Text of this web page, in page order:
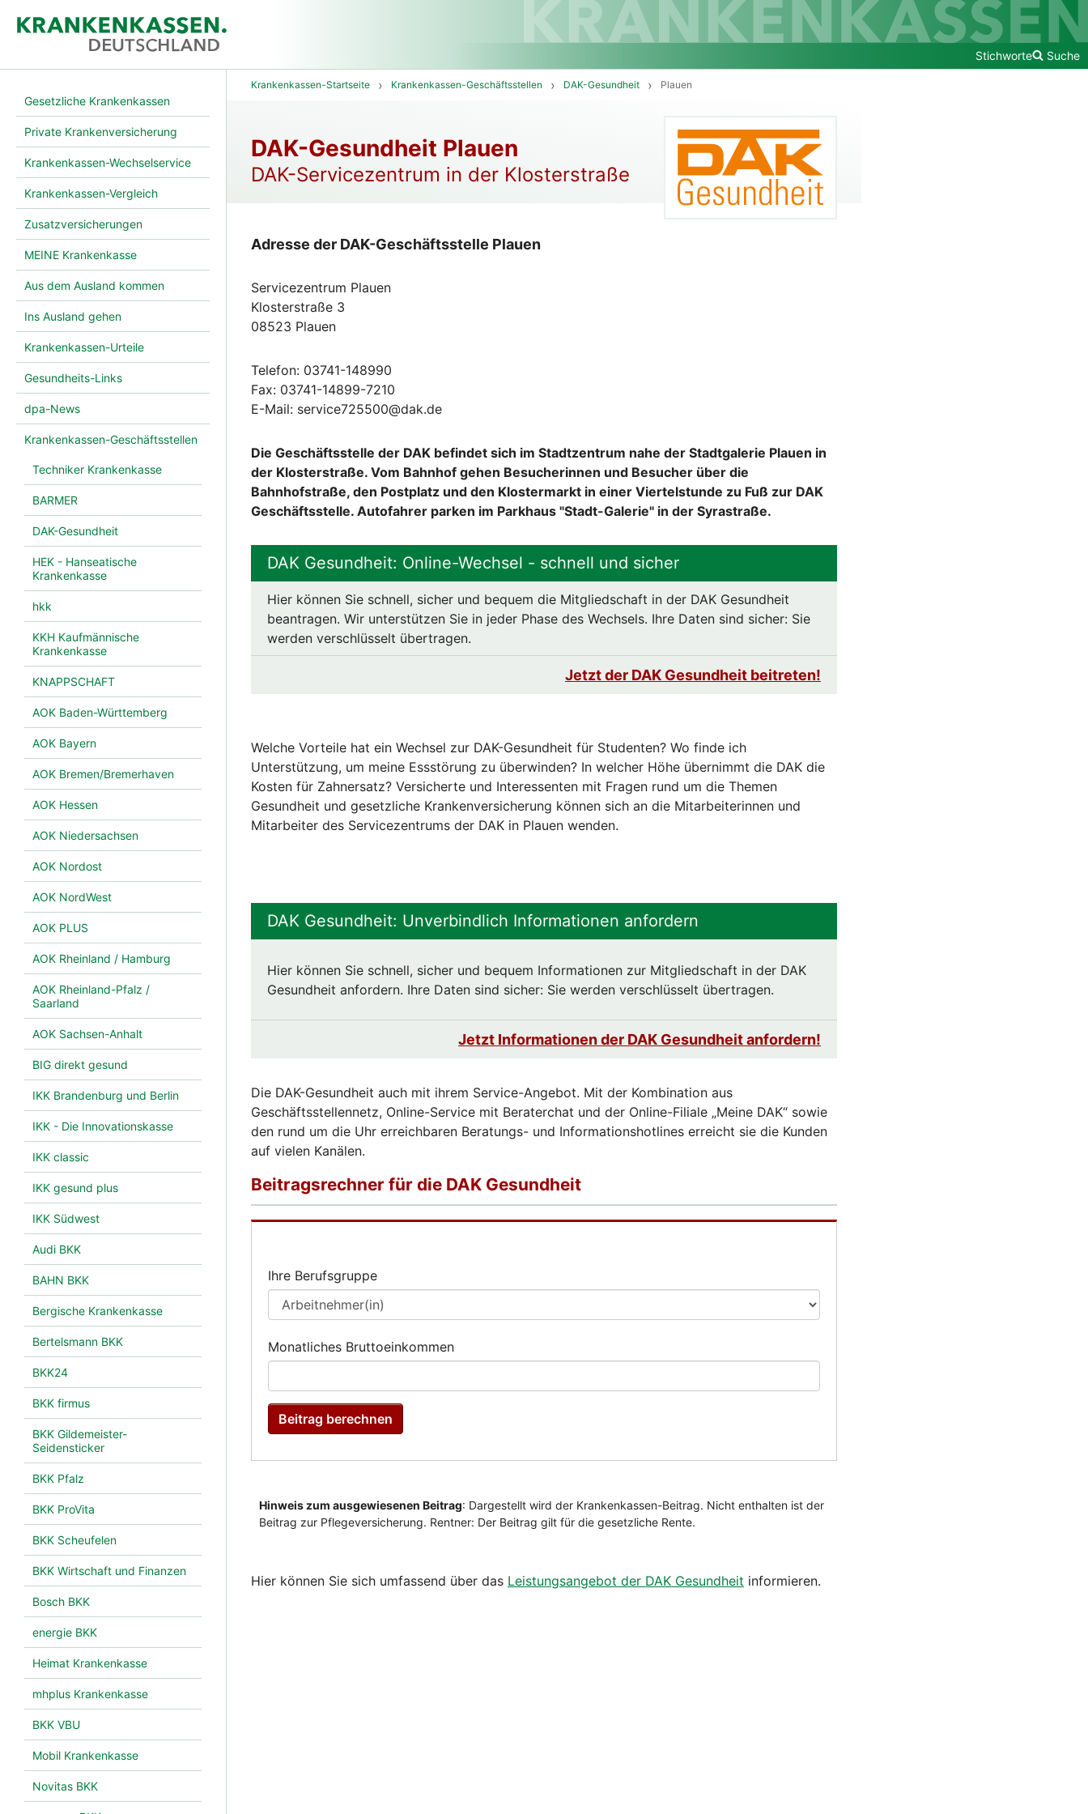
Stichworte Suche
Gesetzliche Krankenkassen
Private Krankenversicherung
Krankenkassen-Wechselservice
Krankenkassen-Vergleich
Zusatzversicherungen
MEINE Krankenkasse
Aus dem Ausland kommen
Ins Ausland gehen
Krankenkassen-Urteile
Gesundheits-Links
dpa-News
Krankenkassen-Geschäftsstellen
Techniker Krankenkasse
BARMER
DAK-Gesundheit
HEK - Hanseatische
Krankenkasse
hkk
KKH Kaufmännische
Krankenkasse
KNAPPSCHAFT
AOK Baden-Württemberg
AOK Bayern
AOK Bremen/Bremerhaven
AOK Hessen
AOK Niedersachsen
AOK Nordost
AOK NordWest
AOK PLUS
AOK Rheinland / Hamburg
AOK Rheinland-Pfalz /
Saarland
AOK Sachsen-Anhalt
BIG direkt gesund
IKK Brandenburg und Berlin
IKK - Die Innovationskasse
IKK classic
IKK gesund plus
IKK Südwest
Audi BKK
BAHN BKK
Bergische Krankenkasse
Bertelsmann BKK
BKK24
BKK firmus
BKK Gildemeister-
Seidensticker
BKK Pfalz
BKK ProVita
BKK Scheufelen
BKK Wirtschaft und Finanzen
Bosch BKK
energie BKK
Heimat Krankenkasse
mhplus Krankenkasse
BKK VBU
Mobil Krankenkasse
Novitas BKK
Krankenkassen-Startseite Krankenkassen-Geschäftsstellen DAK-Gesundheit Plauen
DAK-Gesundheit Plauen
DAK-Servicezentrum in der Klosterstraße
Adresse der DAK-Geschäftsstelle Plauen
Servicezentrum Plauen
Klosterstraße 3
08523 Plauen
Telefon: 03741-148990
Fax: 03741-14899-7210
E-Mail: service725500@dak.de
Die Geschäftsstelle der DAK befindet sich im Stadtzentrum nahe der Stadtgalerie Plauen in
der Klosterstraße. Vom Bahnhof gehen Besucherinnen und Besucher über die
Bahnhofstraße, den Postplatz und den Klostermarkt in einer Viertelstunde zu Fuß zur DAK
Geschäftsstelle. Autofahrer parken im Parkhaus "Stadt-Galerie" in der Syrastraße.
DAK Gesundheit: Online-Wechsel - schnell und sicher
Hier können Sie schnell, sicher und bequem die Mitgliedschaft in der DAK Gesundheit
beantragen. Wir unterstützen Sie in jeder Phase des Wechsels. Ihre Daten sind sicher: Sie
werden verschlüsselt übertragen.
Jetzt der DAK Gesundheit beitreten!
Welche Vorteile hat ein Wechsel zur DAK-Gesundheit für Studenten? Wo finde ich
Unterstützung, um meine Essstörung zu überwinden? In welcher Höhe übernimmt die DAK die
Kosten für Zahnersatz? Versicherte und Interessenten mit Fragen rund um die Themen
Gesundheit und gesetzliche Krankenversicherung können sich an die Mitarbeiterinnen und
Mitarbeiter des Servicezentrums der DAK in Plauen wenden.
DAK Gesundheit: Unverbindlich Informationen anfordern
Hier können Sie schnell, sicher und bequem Informationen zur Mitgliedschaft in der DAK
Gesundheit anfordern. Ihre Daten sind sicher: Sie werden verschlüsselt übertragen.
Jetzt Informationen der DAK Gesundheit anfordern!
Die DAK-Gesundheit auch mit ihrem Service-Angebot. Mit der Kombination aus
Geschäftsstellennetz, Online-Service mit Beraterchat und der Online-Filiale „Meine DAK“ sowie
den rund um die Uhr erreichbaren Beratungs- und Informationshotlines erreicht sie die Kunden
auf vielen Kanälen.
Hier können Sie sich umfassend über das Leistungsangebot der DAK Gesundheit informieren.